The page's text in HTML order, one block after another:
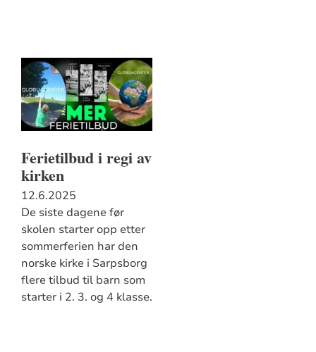
Ferietilbud i regi av
kirken
12.6.2025
De siste dagene før
skolen starter opp etter
sommerferien har den
norske kirke i Sarpsborg
flere tilbud til barn som
starter i 2. 3. og 4 klasse.